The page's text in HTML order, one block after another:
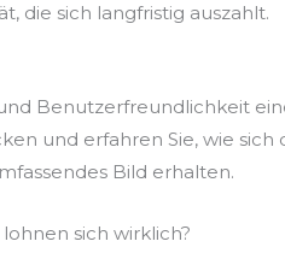
die sich langfristig auszahlt.
Benutzerfreundlichkeit
und erfahren Sie, wie
Bild erhalten.
sich wirklich?